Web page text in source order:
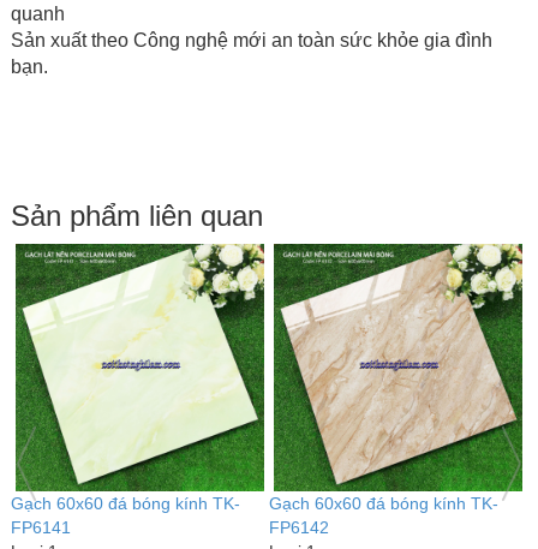
quanh
Sản xuất theo Công nghệ mới an toàn sức khỏe gia đình
bạn.
Sản phẩm liên quan
Gạch 60x60 đá bóng kính TK-
SD6020
Gạch 60x60 đá bóng kính TK-
SD6025